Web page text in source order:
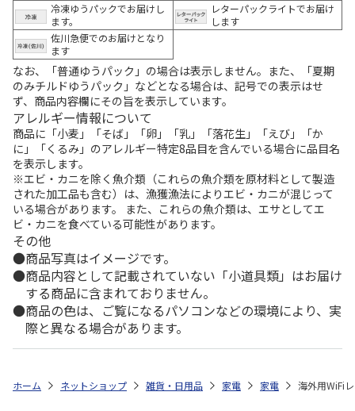
冷凍ゆうパックでお届けし
ます。
レターパックライトでお届け
します
佐川急便でのお届けとなり
ます
なお、「普通ゆうパック」の場合は表示しません。また、「夏期
のみチルドゆうパック」などとなる場合は、記号での表示はせ
ず、商品内容欄にその旨を表示しています。
アレルギー情報について
商品に「小麦」「そば」「卵」「乳」「落花生」「えび」「か
に」「くるみ」のアレルギー特定8品目を含んでいる場合に品目名
を表示します。
※エビ・カニを除く魚介類（これらの魚介類を原材料として製造
された加工品も含む）は、漁獲漁法によりエビ・カニが混じって
いる場合があります。 また、これらの魚介類は、エサとしてエ
ビ・カニを食べている可能性があります。
その他
商品写真はイメージです。
商品内容として記載されていない「小道具類」はお届け
する商品に含まれておりません。
商品の色は、ご覧になるパソコンなどの環境により、実
際と異なる場合があります。
ホーム ネットショップ 雑貨・日用品 家電 家電 海外用WiFi